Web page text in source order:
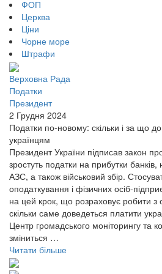
ФОП
Церква
Ціни
Чорне море
Штрафи
Верховна Рада
Податки
Президент
2 Грудня 2024
Податки по-новому: скільки і за що
українцям
Президент України підписав закон
зростуть податки на прибутки банків,
АЗС, а також військовий збір.
оподаткування і фізичних осіб-
на цей крок, що розраховує робити
скільки саме доведеться платити
Центр громадського моніторингу та
зміниться …
Читати більше